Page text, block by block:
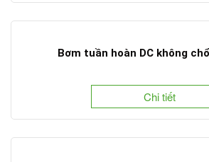
Bơm tuần hoàn DC không
Chi tiết